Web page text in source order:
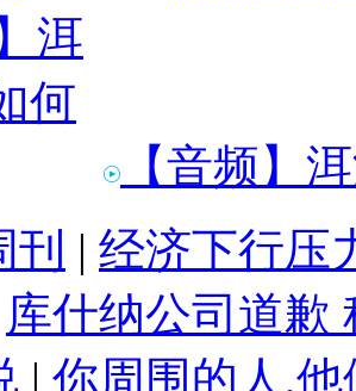
【音频】
刊 | 经济下行压
库什纳公司道歉
| 你周围的人,